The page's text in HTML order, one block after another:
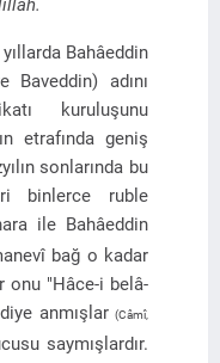
Bahâeddin
Baveddin) adını
kuruluşunu
etrafında geniş
sonlarında bu
binlerce ruble
ile Bahâeddin
bağ o kadar
onu "Hâce-i belâ-
anmışlar (Câmî,
saymışlardır.